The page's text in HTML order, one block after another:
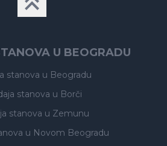
U BEOGRADU
stanova u Beogradu
stanova u Borči
stanova u Zemunu
u Novom Beogradu